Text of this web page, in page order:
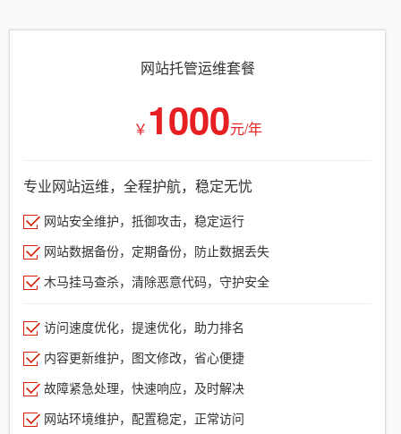
网站托管运维套餐
￥ 1000元/年
专业网站运维，全程护航，稳定无忧
网站安全维护，抵御攻击，稳定运行
网站数据备份，定期备份，防止数据丢失
木马挂马查杀，清除恶意代码，守护安全
访问速度优化，提速优化，助力排名
内容更新维护，图文修改，省心便捷
故障紧急处理，快速响应，及时解决
网站环境维护，配置稳定，正常访问